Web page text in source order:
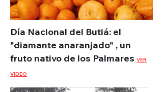
Día Nacional del Butiá: el
"diamante anaranjado" , un
fruto nativo de los Palmares VER
VIDEO